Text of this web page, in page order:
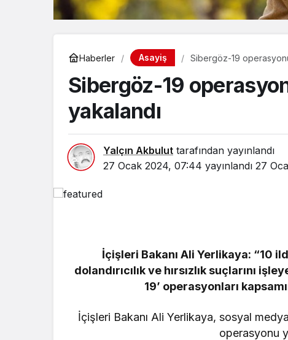
Haberler Asayiş Sibergöz-19
Sibergöz-19
yakalandı
Yalçın Akbulut tarafından yayınlandı
27 Ocak 2024, 07:44 yayınlandı 27
İçişleri Bakanı Ali Yerlikaya: “10
dolandırıcılık ve hırsızlık suçlarını
19’ operasyonları
İçişleri Bakanı Ali Yerlikaya, sosyal
operasyonu